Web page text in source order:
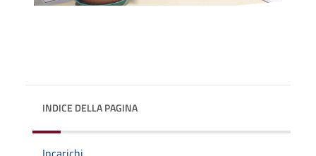
INDICE DELLA PAGINA